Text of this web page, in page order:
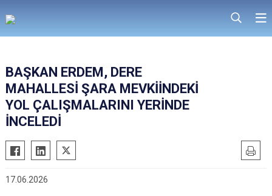
BAŞKAN ERDEM, DERE
MAHALLESİ ŞARA MEVKİİNDEKİ
YOL ÇALIŞMALARINI YERİNDE
İNCELEDİ
17.06.2026